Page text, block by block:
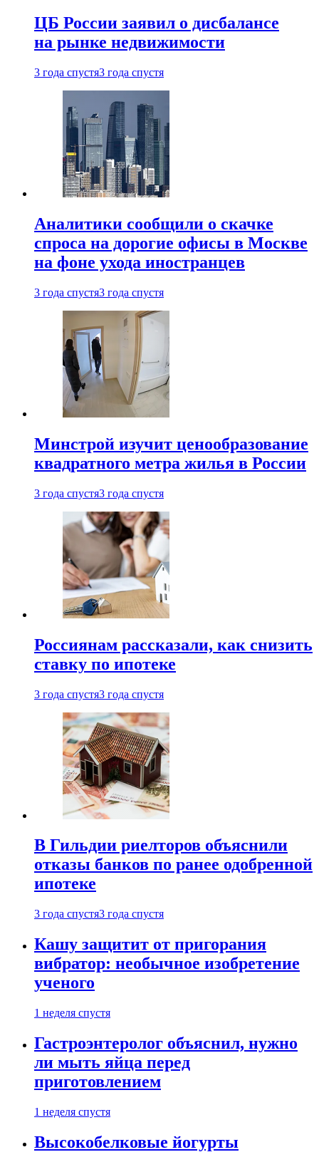
ЦБ России заявил о дисбалансе
на рынке недвижимости
3 года спустя3 года спустя
Аналитики сообщили о скачке
спроса на дорогие офисы в Москве
на фоне ухода иностранцев
3 года спустя3 года спустя
Минстрой изучит ценообразование
квадратного метра жилья в России
3 года спустя3 года спустя
Россиянам рассказали, как снизить
ставку по ипотеке
3 года спустя3 года спустя
В Гильдии риелторов объяснили
отказы банков по ранее одобренной
ипотеке
3 года спустя3 года спустя
Кашу защитит от пригорания
вибратор: необычное изобретение
ученого
1 неделя спустя
Гастроэнтеролог объяснил, нужно
ли мыть яйца перед
приготовлением
1 неделя спустя
Высокобелковые йогурты